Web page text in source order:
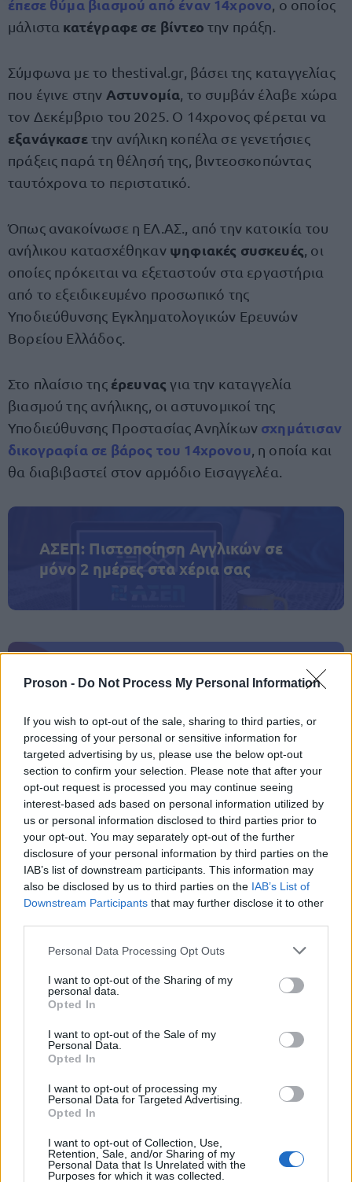
Proson - Do Not Process My Personal Information
If you wish to opt-out of the sale, sharing to third parties, or
processing of your personal or sensitive information for
targeted advertising by us, please use the below opt-out
section to confirm your selection. Please note that after your
opt-out request is processed you may continue seeing
interest-based ads based on personal information utilized by
us or personal information disclosed to third parties prior to
your opt-out. You may separately opt-out of the further
disclosure of your personal information by third parties on the
IAB’s list of downstream participants. This information may
also be disclosed by us to third parties on the IAB’s List of
Downstream Participants that may further disclose it to other
Please note that this website/app uses one or more Google
not limited to your visit or usage behaviour. You may click to
grant or deny consent to Google and its third-party tags to
use your data for below specified purposes in below Google
consent section.
Personal Data Processing Opt Outs
I want to opt-out of the Sharing of my
personal data.
Opted In
I want to opt-out of the Sale of my
Personal Data.
Opted In
I want to opt-out of processing my
Personal Data for Targeted Advertising.
Opted In
I want to opt-out of Collection, Use,
Retention, Sale, and/or Sharing of my
Personal Data that Is Unrelated with the
Purposes for which it was collected.
έπεσε θύμα βιασμού από έναν 14χρονο , ο οποίος
μάλιστα κατέγραφε σε βίντεο την πράξη.
Σύμφωνα με το thestival.gr, βάσει της καταγγελίας
που έγινε στην Αστυνομία , το συμβάν έλαβε χώρα
τον Δεκέμβριο του 2025. Ο 14χρονος φέρεται να
εξανάγκασετην ανήλικη κοπέλα σε γενετήσιες
πράξεις παρά τη θέλησή της, βιντεοσκοπώντας
ταυτόχρονα το περιστατικό.
Όπως ανακοίνωσε η ΕΛ.ΑΣ., από την κατοικία του
ανήλικου κατασχέθηκαν ψηφιακές συσκευές , οι
οποίες πρόκειται να εξεταστούν στα εργαστήρια
από το εξειδικευμένο προσωπικό της
Υποδιεύθυνσης Εγκληματολογικών Ερευνών
Βορείου Ελλάδος.
Στο πλαίσιο της έρευναςγια την καταγγελία
βιασμού της ανήλικης, οι αστυνομικοί της
Υποδιεύθυνσης Προστασίας Ανηλίκων σχημάτισαν
δικογραφία σε βάρος του 14χρονου , η οποία και
θα διαβιβαστεί στον αρμόδιο Εισαγγελέα.
ΑΣΕΠ: Πιστοποίηση Αγγλικών σε
μόνο 2 ημέρες στα χέρια σας
ΑΣΕΠ: Εξ αποστάσεως η πιο Εύκολη
μέρες
Μάθε πρώτος όλες τις σημαντικές
ειδήσεις.
Βάλε το proson.gr στα αποτελέσματα
αναζήτησης της Google
Δημοφιλείς Ειδήσεις
Τι σημαίνει η λέξη «ευκτός»
Τουρισμός για Όλους 2026: Ποιοι
Voucher έως 600 ευρώ